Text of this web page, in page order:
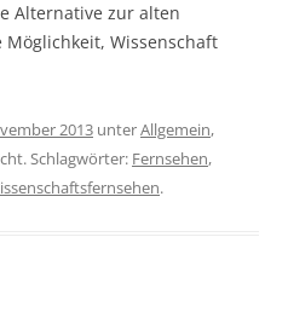
Alternative zur alten
Wissenschaft
2013 unterAllgemein,
Schlagwörter: Fernsehen,
.